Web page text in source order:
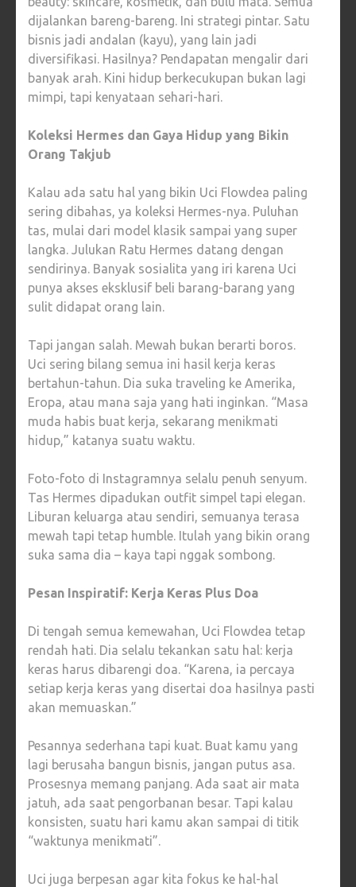
dijalankan bareng-bareng. Ini strategi pintar. Satu
bisnis jadi andalan (kayu), yang lain jadi
diversifikasi. Hasilnya? Pendapatan mengalir dari
banyak arah. Kini hidup berkecukupan bukan lagi
mimpi, tapi kenyataan sehari-hari.
Koleksi Hermes dan Gaya Hidup yang Bikin
Orang Takjub
Kalau ada satu hal yang bikin Uci Flowdea paling
sering dibahas, ya koleksi Hermes-nya. Puluhan
tas, mulai dari model klasik sampai yang super
langka. Julukan Ratu Hermes datang dengan
sendirinya. Banyak sosialita yang iri karena Uci
punya akses eksklusif beli barang-barang yang
sulit didapat orang lain.
Tapi jangan salah. Mewah bukan berarti boros.
Uci sering bilang semua ini hasil kerja keras
bertahun-tahun. Dia suka traveling ke Amerika,
Eropa, atau mana saja yang hati inginkan. “Masa
muda habis buat kerja, sekarang menikmati
hidup,” katanya suatu waktu.
Foto-foto di Instagramnya selalu penuh senyum.
Tas Hermes dipadukan outfit simpel tapi elegan.
Liburan keluarga atau sendiri, semuanya terasa
mewah tapi tetap humble. Itulah yang bikin orang
suka sama dia – kaya tapi nggak sombong.
Pesan Inspiratif: Kerja Keras Plus Doa
Di tengah semua kemewahan, Uci Flowdea tetap
rendah hati. Dia selalu tekankan satu hal: kerja
keras harus dibarengi doa. “Karena, ia percaya
setiap kerja keras yang disertai doa hasilnya pasti
akan memuaskan.”
Pesannya sederhana tapi kuat. Buat kamu yang
lagi berusaha bangun bisnis, jangan putus asa.
Prosesnya memang panjang. Ada saat air mata
jatuh, ada saat pengorbanan besar. Tapi kalau
konsisten, suatu hari kamu akan sampai di titik
“waktunya menikmati”.
Uci juga berpesan agar kita fokus ke hal-hal